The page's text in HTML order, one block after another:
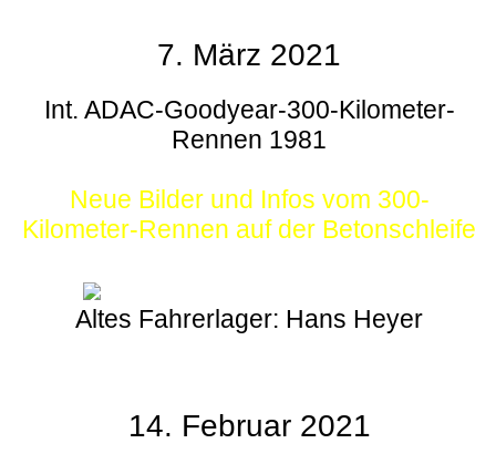
7. März 2021
Int. ADAC-Goodyear-300-Kilometer-
Rennen 1981
Neue Bilder und Infos vom 300-
Kilometer-Rennen auf der Betonschleife
Altes Fahrerlager: Hans Heyer
14. Februar 2021